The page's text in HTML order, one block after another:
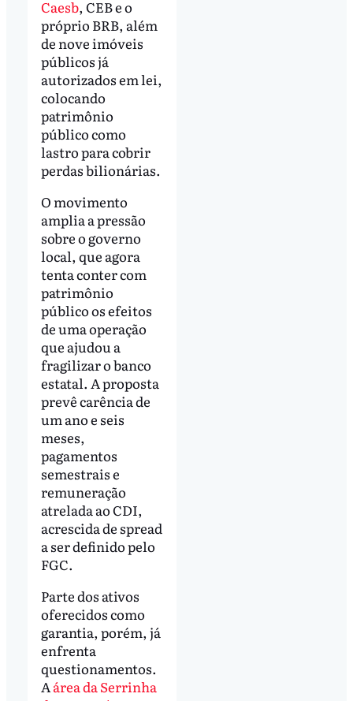
Caesb, CEB e o
próprio BRB, além
de nove imóveis
públicos já
autorizados em lei,
colocando
patrimônio
público como
lastro para cobrir
perdas bilionárias.
O movimento
amplia a pressão
sobre o governo
local, que agora
tenta conter com
patrimônio
público os efeitos
de uma operação
que ajudou a
fragilizar o banco
estatal. A proposta
prevê carência de
um ano e seis
meses,
pagamentos
semestrais e
remuneração
atrelada ao CDI,
acrescida de spread
a ser definido pelo
FGC.
Parte dos ativos
oferecidos como
garantia, porém, já
enfrenta
questionamentos.
A área da Serrinha